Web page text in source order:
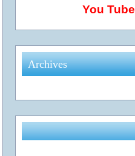
You Tube
Archives